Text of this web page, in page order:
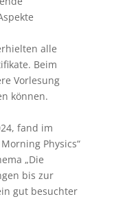
alle
Beim
Vorlesung
können.
fand im
Physics“
„Die
bis zur
gut besuchter